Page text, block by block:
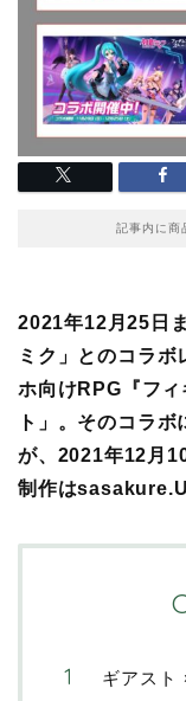
記事内に商
2021年12月25日
ミク」とのコラボ
ホ向けRPG『フ
ト」。そのコラボ
が、2021年12月
制作は
ギアスト